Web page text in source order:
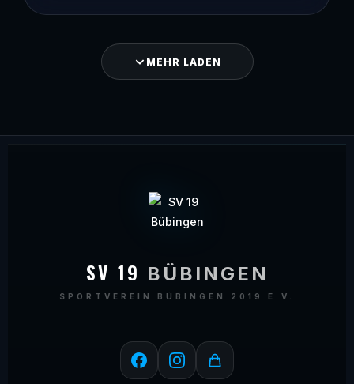
MEHR LADEN
SV 19 BÜBINGEN
SPORTVEREIN BÜBINGEN 2019 E.V.